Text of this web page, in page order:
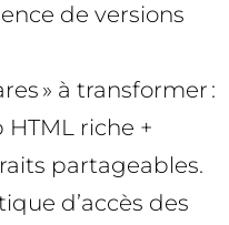
de versions
» à transformer :
riche +
partageables.
d’accès des